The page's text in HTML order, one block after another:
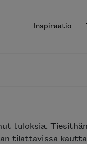
Inspiraatio
tuloksia.
tilattavissa